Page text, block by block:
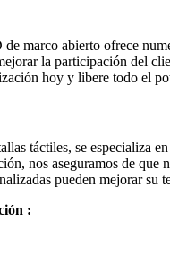
marco abierto ofrece
la participación del
hoy y libere todo el
táctiles, se especializa
nos aseguramos de
pueden mejorar su
: